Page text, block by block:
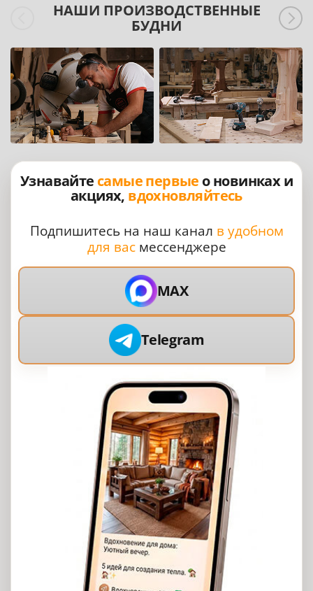
НАШИ ПРОИЗВОДСТВЕННЫЕ
БУДНИ
Узнавайте самые первые о новинках и
акциях, вдохновляйтесь
Подпишитесь на наш канал в удобном
для васмессенджере
MAX
Telegram